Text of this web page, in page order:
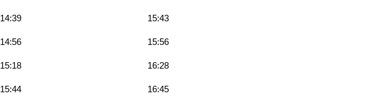
14:39 15:43
14:56 15:56
15:18 16:28
15:44 16:45